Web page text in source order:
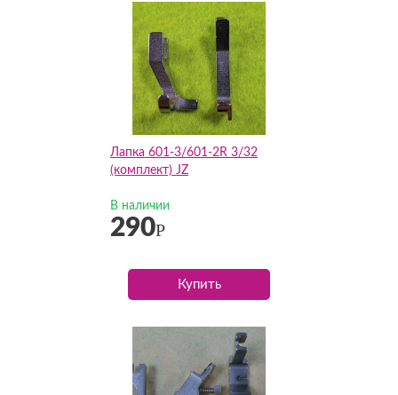
Лапка 601-3/601-2R 3/32
(комплект) JZ
В наличии
290Р
Купить